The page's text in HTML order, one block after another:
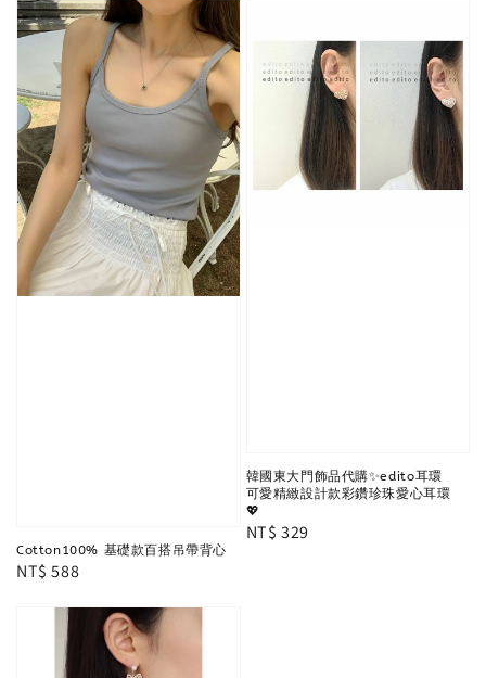
Cotton100% 基礎款百搭吊帶背心
Regular
NT$ 588
韓國東大門飾品代購✨edito耳環
可愛精緻設計款彩鑽珍珠愛心耳環
💖
Regular
NT$ 329